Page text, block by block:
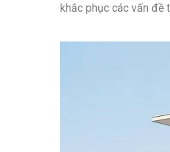
khắc phục các vấn đề